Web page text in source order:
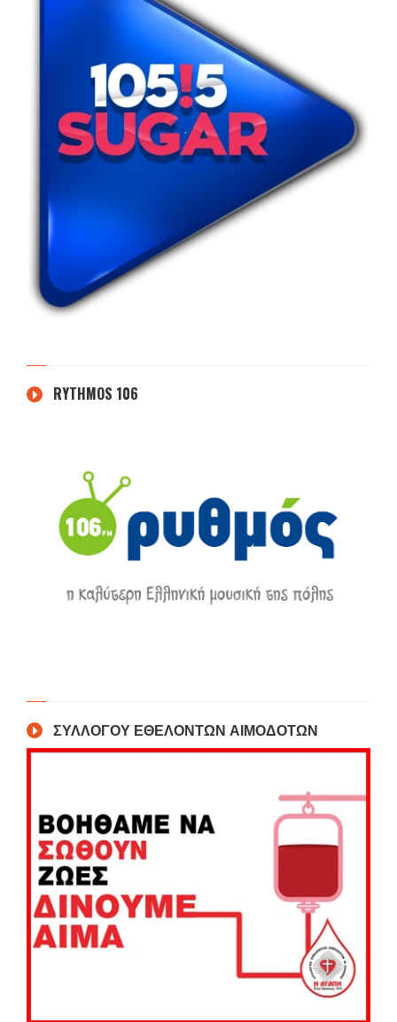
RYTHMOS 106
ΣΥΛΛΟΓΟΥ ΕΘΕΛΟΝΤΩΝ ΑΙΜΟΔΟΤΩΝ